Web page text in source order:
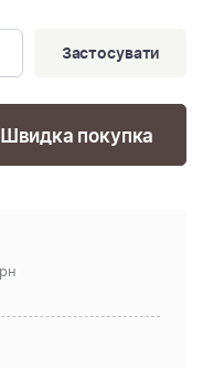
Застосувати
Швидка покупка